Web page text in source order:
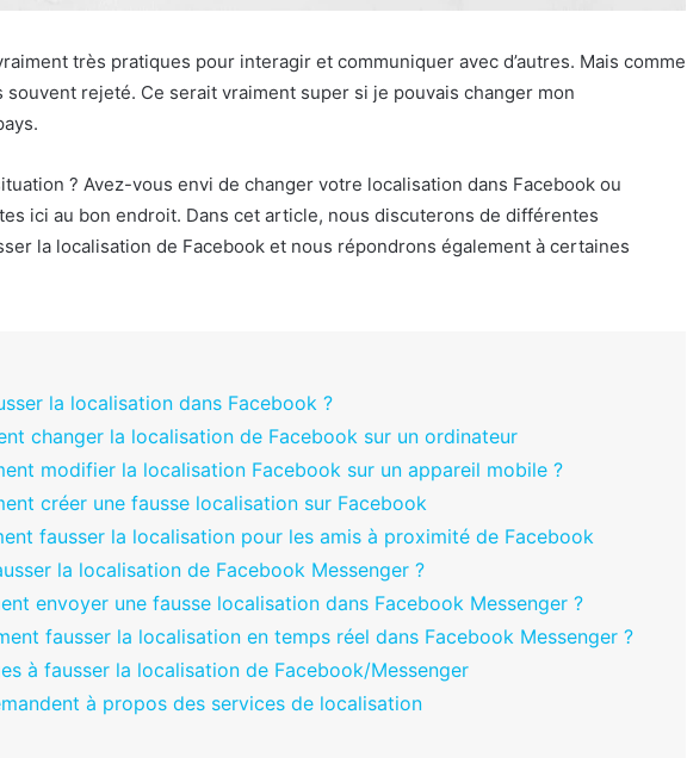
très pratiques pour interagir et communiquer avec d’autres. Mais comme
souvent rejeté. Ce serait vraiment super si je pouvais changer mon
? Avez-vous envi de changer votre localisation dans Facebook ou
ici au bon endroit. Dans cet article, nous discuterons de différentes
la localisation de Facebook et nous répondrons également à certaines
la localisation dans Facebook ?
changer la localisation de Facebook sur un ordinateur
modifier la localisation Facebook sur un appareil mobile ?
créer une fausse localisation sur Facebook
fausser la localisation pour les amis à proximité de Facebook
la localisation de Facebook Messenger ?
envoyer une fausse localisation dans Facebook Messenger ?
fausser la localisation en temps réel dans Facebook Messenger ?
à fausser la localisation de Facebook/Messenger
à propos des services de localisation